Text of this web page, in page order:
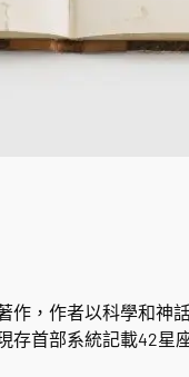
，作者以科學和神
首部系統記載42